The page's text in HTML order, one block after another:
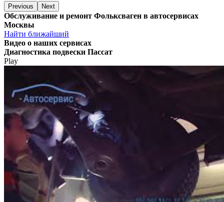
Previous Next
Обслуживание и ремонт Фольксваген в автосервисах
Москвы
Найти ближайший
Видео о наших сервисах
Диагностика подвески Пассат
Play